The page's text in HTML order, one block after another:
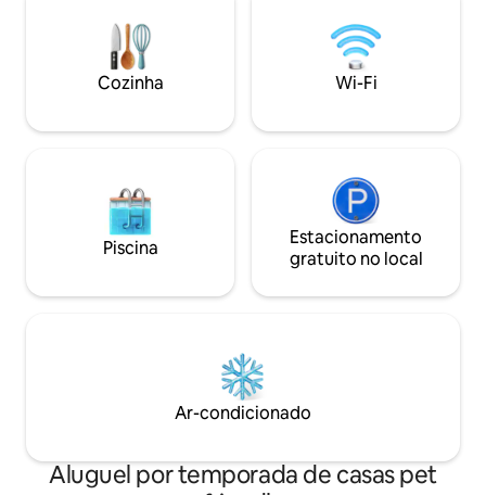
para casais ou aventureiros solitários
que procuram uma mistura de natureza
e conveniência, nossa pequena casa
promete uma estadia rejuvenescedora.
Velha estão a
perto de Telliskivi
de Noblessner. O táxi pode dirigir muito
perto da casa
Cozinha Wi-Fi
Piscina
Estacionamento
gratuito no local
Ar-condicionado
Aluguel por temporada de casas pet